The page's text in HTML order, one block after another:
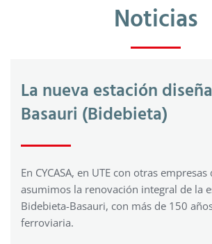
Noticias
La nueva estación
Basauri (Bidebieta)
En CYCASA, en UTE con otras
asumimos la renovación integral de la
Bidebieta-Basauri, con más de 150
ferroviaria.